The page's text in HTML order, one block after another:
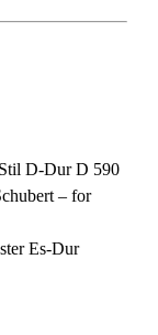
D-Dur D 590
– for
Es-Dur